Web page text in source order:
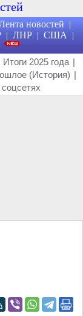
новостей |
| ЛНР | США |
Итоги 2025 года |
(История) |